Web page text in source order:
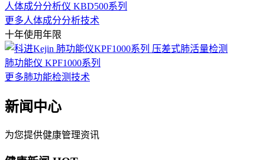
人体成分分析仪 KBD500系列
更多人体成分分析技术
十年使用年限
肺功能仪 KPF1000系列
更多肺功能检测技术
新闻中心
为您提供健康管理资讯